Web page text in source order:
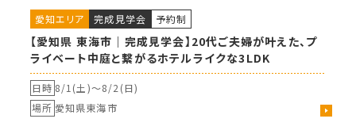
愛知エリア 完成見学会 予約制
【愛知県 東海市｜完成見学会】20代ご夫婦が叶えた、プ
ライベート中庭と繋がるホテルライクな3LDK
日時 8/1(土)〜8/2(日)
場所 愛知県東海市